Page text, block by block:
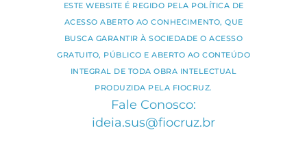
ESTE WEBSITE É REGIDO PELA POLÍTICA DE
ACESSO ABERTO AO CONHECIMENTO, QUE
BUSCA GARANTIR À SOCIEDADE O ACESSO
GRATUITO, PÚBLICO E ABERTO AO CONTEÚDO
INTEGRAL DE TODA OBRA INTELECTUAL
PRODUZIDA PELA FIOCRUZ.
Fale Conosco:
ideia.sus@fiocruz.br